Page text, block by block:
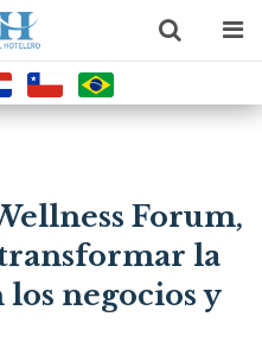
Forum,
la
negocios y